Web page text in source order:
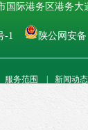
国际港务区港务大
-1 陕公网安备
服务范围 新闻动态